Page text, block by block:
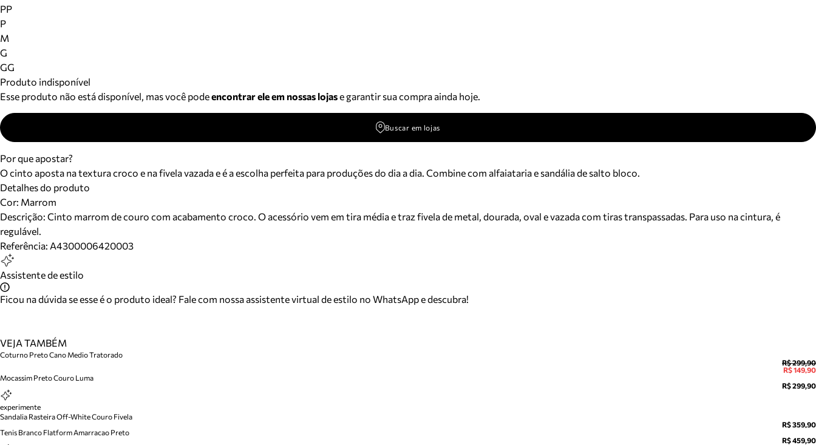
PP
P
M
G
GG
Produto indisponível
Esse produto não está disponível, mas você podeencontrar ele em nossas lojase garantir sua compra ainda hoje.
Buscar em lojas
Por que apostar?
O cinto aposta na textura croco e na fivela vazada e é a escolha perfeita para produções do dia a dia. Combine com alfaiataria e sandália de salto bloco.
Detalhes do produto
Cor: Marrom
Descrição: Cinto marrom de couro com acabamento croco. O acessório vem em tira média e traz fivela de metal, dourada, oval e vazada com tiras transpassadas. Para uso na cintura, é
regulável.
Referência: A4300006420003
Assistente de estilo
Ficou na dúvida se esse é o produto ideal? Fale com nossa assistente virtual de estilo no WhatsApp e descubra!
VEJA TAMBÉM
Coturno Preto Cano Medio Tratorado
R$ 299,90
R$ 149,90
Mocassim Preto Couro Luma
R$ 299,90
experimente
Sandalia Rasteira Off-White Couro Fivela
R$ 359,90
Tenis Branco Flatform Amarracao Preto
R$ 459,90